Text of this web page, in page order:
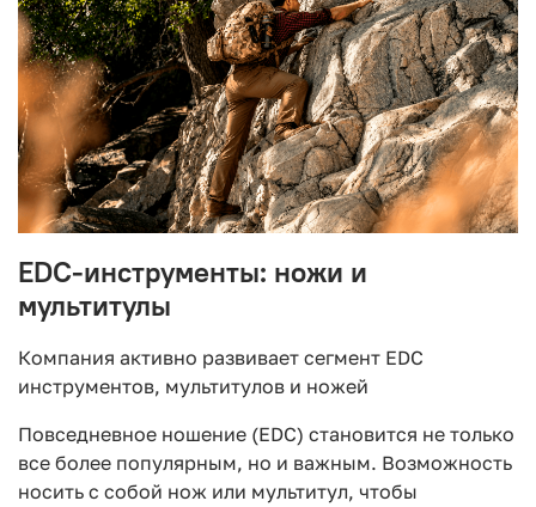
EDC-инструменты: ножи и
мультитулы
Компания активно развивает сегмент EDC
инструментов, мультитулов и ножей
Повседневное ношение (EDC) становится не только
все более популярным, но и важным. Возможность
носить с собой нож или мультитул, чтобы